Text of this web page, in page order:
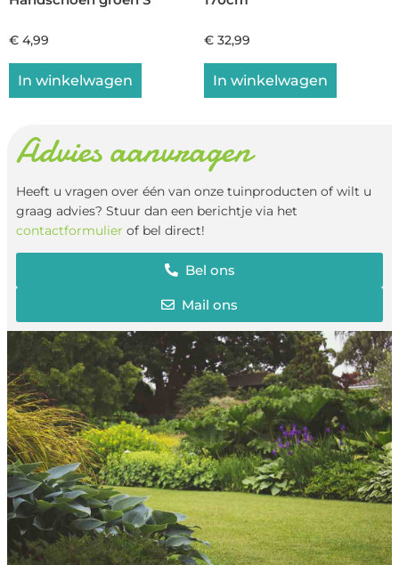
€ 4,99
In winkelwagen
€ 32,99
In winkelwagen
Advies aanvragen
Heeft u vragen over één van onze tuinproducten of wilt u
graag advies? Stuur dan een berichtje via het
contactformulier of bel direct!
Bel ons
Mail ons